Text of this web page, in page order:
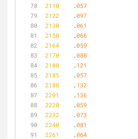
2110
	.
057
2122
	.
097
2130
	.
061
2150
	.
066
2164
	.
059
2170
	.
088
2180
	.
121
2185
	.
057
2188
	.
132
2201
	.
136
2220
	.
059
2232
	.
073
2240
	.
081
2261
	.
064